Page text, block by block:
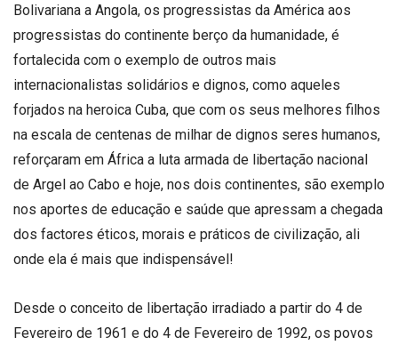
Bolivariana a Angola, os progressistas da América aos
progressistas do continente berço da humanidade, é
fortalecida com o exemplo de outros mais
internacionalistas solidários e dignos, como aqueles
forjados na heroica Cuba, que com os seus melhores filhos
na escala de centenas de milhar de dignos seres humanos,
reforçaram em África a luta armada de libertação nacional
de Argel ao Cabo e hoje, nos dois continentes, são exemplo
nos aportes de educação e saúde que apressam a chegada
dos factores éticos, morais e práticos de civilização, ali
onde ela é mais que indispensável!
Desde o conceito de libertação irradiado a partir do 4 de
Fevereiro de 1961 e do 4 de Fevereiro de 1992, os povos